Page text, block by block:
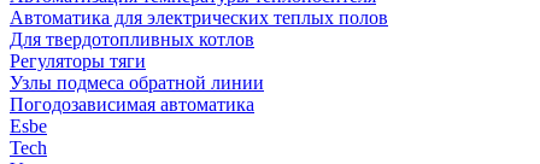
Автоматика для электрических теплых полов
Для твердотопливных котлов
Регуляторы тяги
Узлы подмеса обратной линии
Погодозависимая автоматика
Esbe
Tech